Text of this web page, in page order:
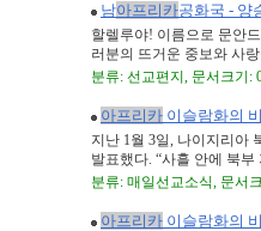
남아프리카공화국 - 양
할렐루야! 이름으로 문안
러분의 뜨거운 중보와 사
분류: 선교편지, 문서크기:
아프리카 이슬람화의
지난 1월 3일, 나이지리아
발표했다. “사흘 안에 북
분류: 매일선교소식, 문서
아프리카 이슬람화의